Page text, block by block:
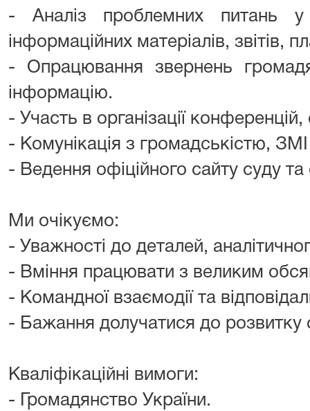
- Аналіз проблемних питань у
інформаційних матеріалів, звітів,
- Опрацювання звернень
інформацію.
- Участь в організації конференцій,
- Комунікація з громадськістю,
- Ведення офіційного сайту суду
М и очікуємо:
- Уважності до деталей,
- Вміння працювати з великим
- Командної взаємодії та
- Бажання долучатися до розвитку
Кваліфікаційні вимоги:
- Громадянство України.